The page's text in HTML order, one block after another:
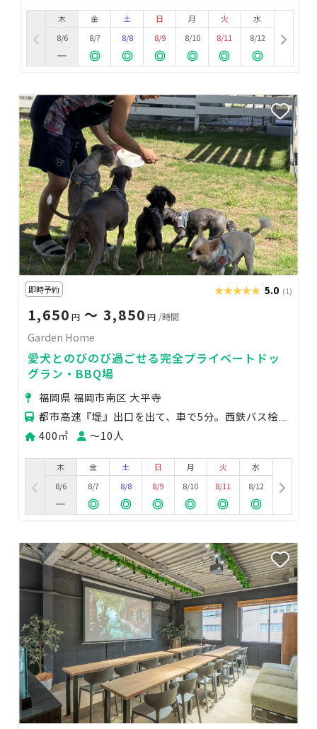
木
8/6
金
8/7
土
8/8
日
8/9
月
8/10
火
8/11
水
8/12
即時予約 ★★★★★
★★★★★ 5.0 (1)
1,650 円 〜 3,850 円 /時間
Garden Home
愛犬とのびのび過ごせる完全プライベートドッ
グラン・BBQ場
福岡県 福岡市南区 大平寺
400㎡ 〜10人
木
8/6
金
8/7
土
8/8
日
8/9
月
8/10
火
8/11
水
8/12